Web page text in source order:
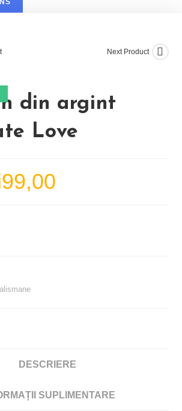
lei99,00.
Next Product
din argint
Love
99,00
DESCRIERE
SUPLIMENTARE